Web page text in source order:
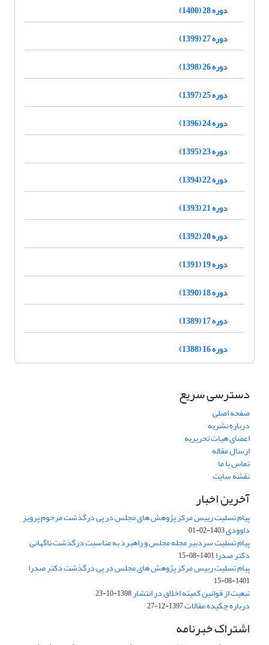
دوره 28 (1400)
دوره 27 (1399)
دوره 26 (1398)
دوره 25 (1397)
دوره 24 (1396)
دوره 23 (1395)
دوره 22 (1394)
دوره 21 (1393)
دوره 20 (1392)
دوره 19 (1391)
دوره 18 (1390)
دوره 17 (1389)
دوره 16 (1388)
دسترسی سریع
صفحه اصلی
درباره نشریه
اعضای هیات تحریریه
ارسال مقاله
تماس با ما
نقشه سایت
آخرین اخبار
پیام تسلیت رییس مرکز پژوهش های مجلس در پی درگذشت مرحوم پرویز
داوودی1403-02-01
پیام تسلیت سردبیر مجله مجلس و راهبرد به مناسبت درگذشت ناگهانی
دکتر صدرا1401-08-15
پیام تسلیت رییس مرکز پژوهش های مجلس در پی درگذشت دکتر صدرا
1401-08-15
تبعیت از قوانین کمیته اخلاق در انتشار1398-10-23
درباره چکیده مقالات1397-12-27
اشتراک خبرنامه